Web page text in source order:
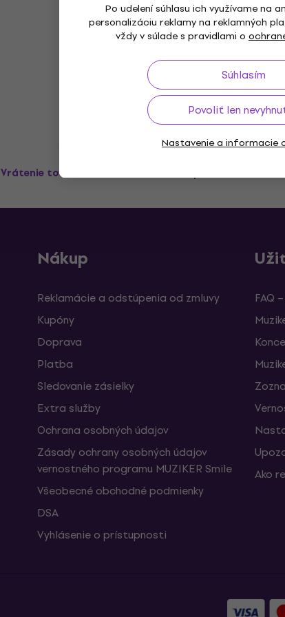
Po udelení súhlasu ich využívame na
personalizáciu reklamy na reklamných
vždy v súlade s pravidlami o
Súhlasím
Povoliť len
Nastavenie a informacie
Sonic Youth Goo Album
Tričko
5/5
18,20 €
Na sklade
Vrátenie tovaru až do 30 dní
Nákup
Reklamácie a odstúpenia od zmluvy
Kupóny
Doprava
Platba
Sledovanie zásielky
Extra služby
Ochrana osobných údajov
Zásady ochrany osobných údajov
vernostného programu MUZIKER Smile
Všeobecné obchodné podmienky
DSA
Vyhlásenie o prístupnosti
FAQ
Ako